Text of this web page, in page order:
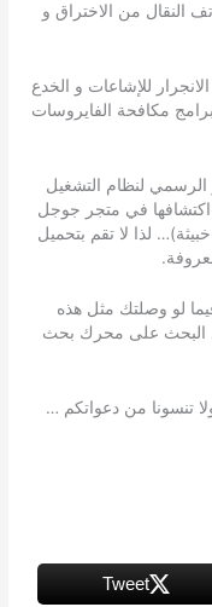
النقال من الاختراق و
للإشاعات و الخدع
مكافحة الفايروسات
لنظام التشغيل
في متجر جوجل
لذا لا تقم بتحميل
لو وصلتك مثل هذه
البحث على محرك بحث
تنسونا من دعواتكم …
Tweet